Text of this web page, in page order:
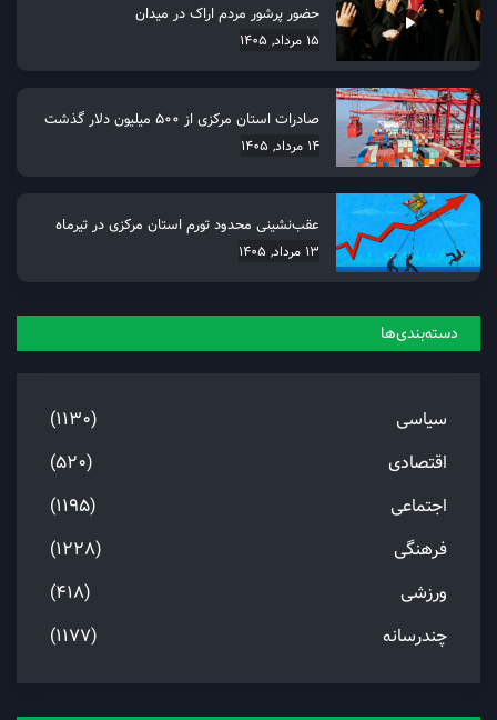
حضور پرشور مردم اراک در میدان
15 مرداد, 1405
صادرات استان مرکزی از 500 میلیون دلار گذشت
14 مرداد, 1405
عقب‌نشینی محدود تورم استان مرکزی در تیرماه
13 مرداد, 1405
دسته‌بندی‌ها
سیاسی
(1130)
اقتصادی
(520)
اجتماعی
(1195)
فرهنگی
(1228)
ورزشی
(418)
چندرسانه
(1177)